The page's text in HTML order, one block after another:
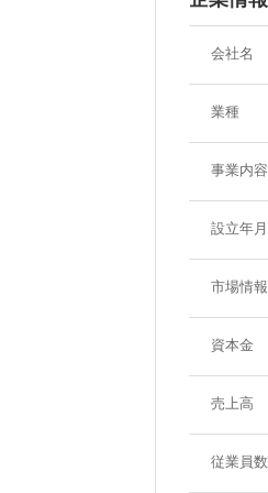
会社名
業種
事業内容
設立年月
市場情報
資本金
売上高
従業員数